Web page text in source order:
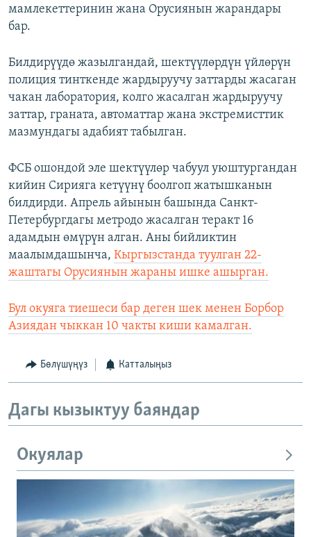
мамлекеттеринин жана Орусиянын жарандары
бар.
Билдирүүдө жазылгандай, шектүүлөрдүн үйлөрүн
полиция тинткенде жардыруучу заттарды жасаган
чакан лаборатория, колго жасалган жардыруучу
заттар, граната, автоматтар жана экстремисттик
мазмундагы адабият табылган.
ФСБ ошондой эле шектүүлөр чабуул уюштургандан
кийин Сирияга кетүүнү боолгоп жатышканын
билдирди. Апрель айынын башында Санкт-
Петербургдагы метродо жасалган теракт 16
адамдын өмүрүн алган. Аны бийликтин
маалымдашынча, Кыргызстанда туулган 22-
жаштагы Орусиянын жараны ишке ашырган.
Бул окуяга тиешеси бар деген шек менен Борбор
Азиядан чыккан 10 чакты киши камалган.
Бөлүшүңүз Катталыңыз
Дагы кызыктуу баяндар
Окуялар